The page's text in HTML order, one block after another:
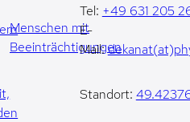
Menschen mit
Beeinträchtigungen
Tel: +49 631 205
E-
Mail:
Standort: